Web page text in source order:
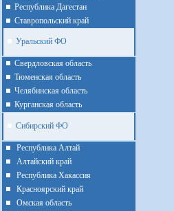
Республика Дагестан
Ставропольский край
Уральский ФО
Cвердловская область
Тюменская область
Челябинская область
Курганская область
Сибирский ФО
Республика Алтай
Алтайcкий край
Республика Хакассия
Красноярский край
Омская область